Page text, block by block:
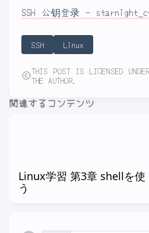
SSH 公钥登录 -
SSH Linux
THIS POST IS LICENSED
THE AUTHOR.
関連するコンテンツ
Linux学習 第3章 shellを使
う